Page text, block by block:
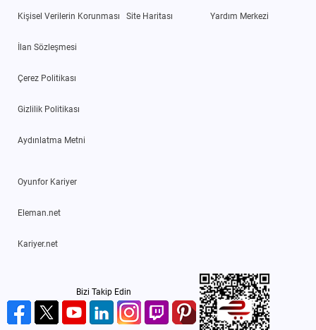
Kişisel Verilerin Korunması
İlan Sözleşmesi
Çerez Politikası
Gizlilik Politikası
Aydınlatma Metni
Site Haritası Yardım Merkezi
Oyunfor Kariyer
Eleman.net
Kariyer.net
Bizi Takip Edin